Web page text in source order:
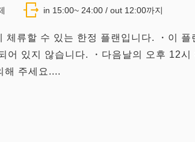
in 15:00~ 24:00 / out 12:00까지
체류할 수 있는 한정 플랜입니다. ・이 플
어 있지 않습니다. ・다음날의 오후 12시
해 주세요....